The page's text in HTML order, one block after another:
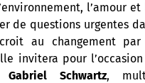
l’amour et
de questions urgentes
au changement
invitera pour
Gabriel Schwartz,